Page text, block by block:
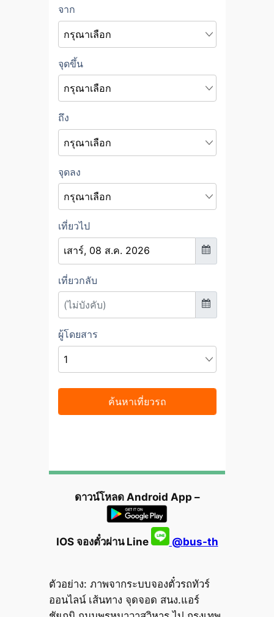
ดาวน์โหลด Android App –
IOS จองตั๋วผ่าน Line @bus-th
ตัวอย่าง: ภาพจากระบบจองตั๋วรถทัวร์
ออนไลน์ เส้นทาง จุดจอด สนง.แอร์